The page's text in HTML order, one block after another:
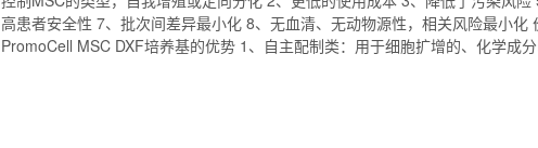
高患者安全性 7、批次间差异最小化 8、 无血清、无动物源性，相关风险最小
PromoCell MSC DXF培养基的优势 1、自主配制类：用于细胞扩增的、 化学成分